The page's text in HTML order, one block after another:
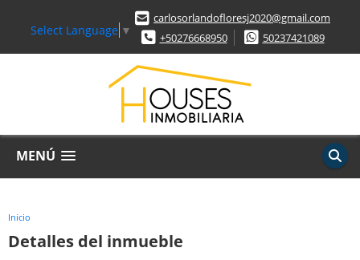
Select Language ▼
carlosorlandofloresj2020@gmail.com
+50276668950
50237421089
MENÚ
Inicio
Detalles del inmueble